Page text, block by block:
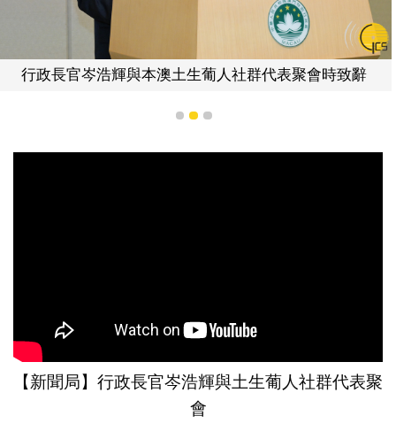
行政長官岑浩輝與本澳土生葡人社群代表聚會時致辭
1 2 3
【新聞局】行政長官岑浩輝與土生葡人社群代表聚
會